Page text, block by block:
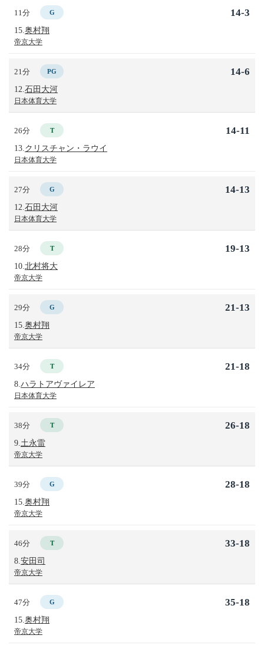
11分 G
15. 奥村翔
帝京大学
14-3
21分 PG
12. 石田大河
日本体育大学
14-6
26分 T
13. クリスチャン・ラウイ
日本体育大学
14-11
27分 G
12. 石田大河
日本体育大学
14-13
28分 T
10. 北村将大
帝京大学
19-13
29分 G
15. 奥村翔
帝京大学
21-13
34分 T
8. ハラトアヴァイレア
日本体育大学
21-18
38分 T
9. 土永雷
帝京大学
26-18
39分 G
15. 奥村翔
帝京大学
28-18
46分 T
8. 安田司
帝京大学
33-18
47分 G
15. 奥村翔
帝京大学
35-18